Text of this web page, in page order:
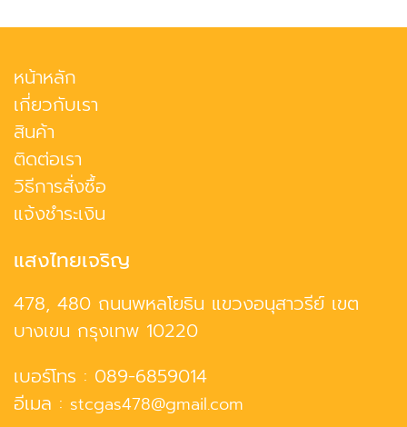
หน้าหลัก
เกี่ยวกับเรา
สินค้า
ติดต่อเรา
วิธีการสั่งซื้อ
แจ้งชำระเงิน
แสงไทยเจริญ
478, 480 ถนนพหลโยธิน แขวงอนุสาวรีย์ เขต
บางเขน กรุงเทพ 10220
เบอร์โทร : 089-6859014
อีเมล : stcgas478@gmail.com